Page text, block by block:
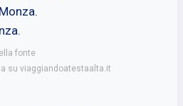
fonte
su viaggiandoatestaalta.it